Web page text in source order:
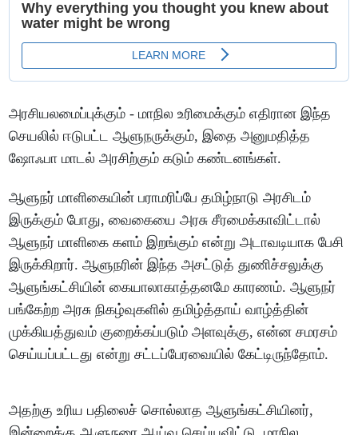
அரசியலமைப்புக்கும் - மாநில உரிமைக்கும் எதிரான இந்த
செயலில் ஈடுபட்ட ஆளுநருக்கும், இதை அனுமதித்த
ஷோஃபா மாடல் அரசிற்கும் கடும் கண்டனங்கள்.
ஆளுநர் மாளிகையின் பராமரிப்பே தமிழ்நாடு அரசிடம்
இருக்கும் போது, வைகையை அரசு சீரமைக்காவிட்டால்
ஆளுநர் மாளிகை களம் இறங்கும் என்று அடாவடியாக பேசி
இருக்கிறார். ஆளுநரின் இந்த அசட்டுத் துணிச்சலுக்கு
ஆளுங்கட்சியின் கையாலாகாத்தனமே காரணம். ஆளுநர்
பங்கேற்ற அரசு நிகழ்வுகளில் தமிழ்த்தாய் வாழ்த்தின்
முக்கியத்துவம் குறைக்கப்படும் அளவுக்கு, என்ன சமரசம்
செய்யப்பட்டது என்று சட்டப்பேரவையில் கேட்டிருந்தோம்.
அதற்கு உரிய பதிலைச் சொல்லாத ஆளுங்கட்சியினர்,